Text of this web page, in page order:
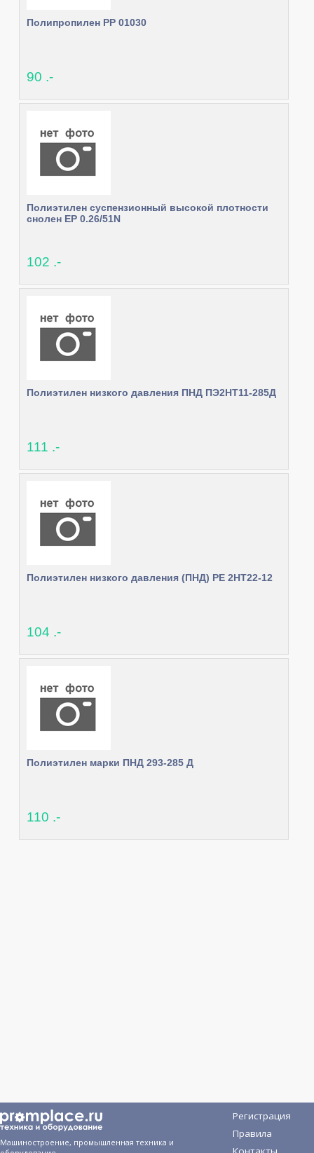
Полипропилен PP 01030
90 .-
Полиэтилен суспензионный высокой плотности
снолен EP 0.26/51N
102 .-
Полиэтилен низкого давления ПНД ПЭ2НТ11-285Д
111 .-
Полиэтилен низкого давления (ПНД) PE 2HT22-12
104 .-
Полиэтилен марки ПНД 293-285 Д
110 .-
Машиностроение, промышленная техника и
Регистрация
Правила